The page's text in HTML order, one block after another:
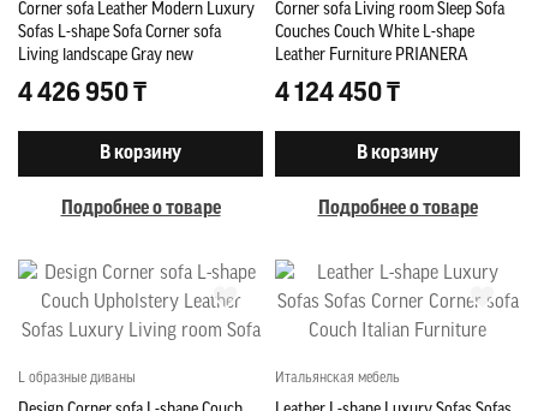
Corner sofa Leather Modern Luxury
Sofas L-shape Sofa Corner sofa
Living landscape Gray new
4 426 950 ₸
В корзину
Подробнее о товаре
Corner sofa Living room Sleep Sofa
Couches Couch White L-shape
Leather Furniture PRIANERA
4 124 450 ₸
В корзину
Подробнее о товаре
L образные диваны Итальянская мебель